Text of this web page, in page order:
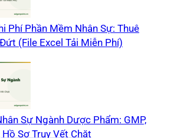
Phí Phần Mềm Nhân Sự: Thuê
(File Excel Tải Miễn Phí)
Sự Ngành Dược Phẩm: GMP,
Sơ Truy Vết Chặt